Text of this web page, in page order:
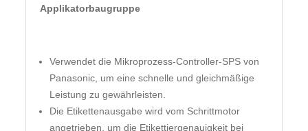
Applikatorbaugruppe
Verwendet die Mikroprozess-Controller-SPS von
Panasonic, um eine schnelle und gleichmäßige
Leistung zu gewährleisten.
Die Etikettenausgabe wird vom Schrittmotor
angetrieben, um die Etikettiergenauigkeit bei